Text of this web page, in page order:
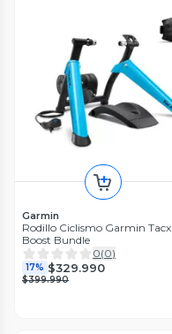
Garmin
Rodillo Ciclismo Garmin Tacx
Boost Bundle
0(0)
17% $329.990
$399.990